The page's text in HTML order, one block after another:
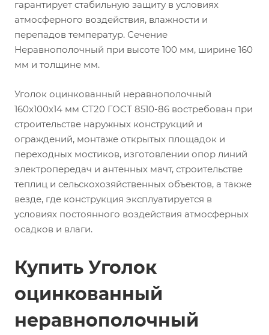
гарантирует стабильную защиту в условиях
атмосферного воздействия, влажности и
перепадов температур. Сечение
Неравнополочный при высоте 100 мм, ширине 160
мм и толщине мм.
Уголок оцинкованный неравнополочный
160х100х14 мм СТ20 ГОСТ 8510-86 востребован при
строительстве наружных конструкций и
ограждений, монтаже открытых площадок и
переходных мостиков, изготовлении опор линий
электропередач и антенных мачт, строительстве
теплиц и сельскохозяйственных объектов, а также
везде, где конструкция эксплуатируется в
условиях постоянного воздействия атмосферных
осадков и влаги.
Купить Уголок
оцинкованный
неравнополочный